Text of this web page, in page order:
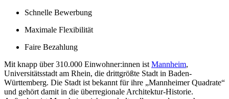
Schnelle Bewerbung
Maximale Flexibilität
Faire Bezahlung
Mit knapp über 310.000 Einwohner:innen ist Mannheim,
Universitätsstadt am Rhein, die drittgrößte Stadt in Baden-
Württemberg. Die Stadt ist bekannt für ihre „Mannheimer Quadrate“
und gehört damit in die überregionale Architektur-Historie.